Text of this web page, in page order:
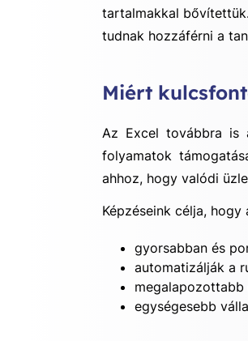
tartalmakkal
tudnak hozzáférni a
Miért
Az Excel továbbra is
folyamatok
ahhoz, hogy valódi
Képzéseink célja,
gyorsabban és
automatizálják a
megalapozottabb
egységesebb